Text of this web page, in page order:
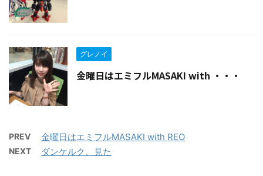
グレノイ
金曜日はエミフルMASAKI with ・・・
PREV 金曜日はエミフルMASAKI with REO
NEXT ダンケルク、見た